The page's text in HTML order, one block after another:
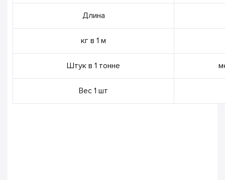
Длина
кг в 1 м
Штук в 1 тонне
Вес 1 шт